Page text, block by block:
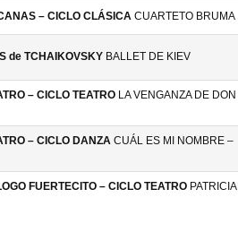
– CICLO CLÁSICA CUARTETO BRUMA
de TCHAIKOVSKY BALLET DE KIEV
– CICLO TEATRO LA VENGANZA DE DON
– CICLO DANZA CUÁL ES MI NOMBRE –
FUERTECITO – CICLO TEATRO PATRICIA